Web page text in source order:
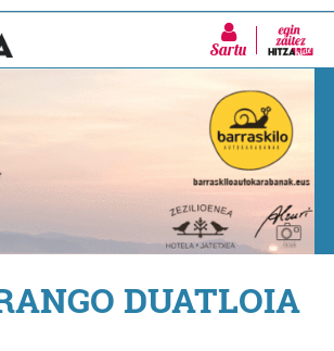
Sartu
DUATLOIA